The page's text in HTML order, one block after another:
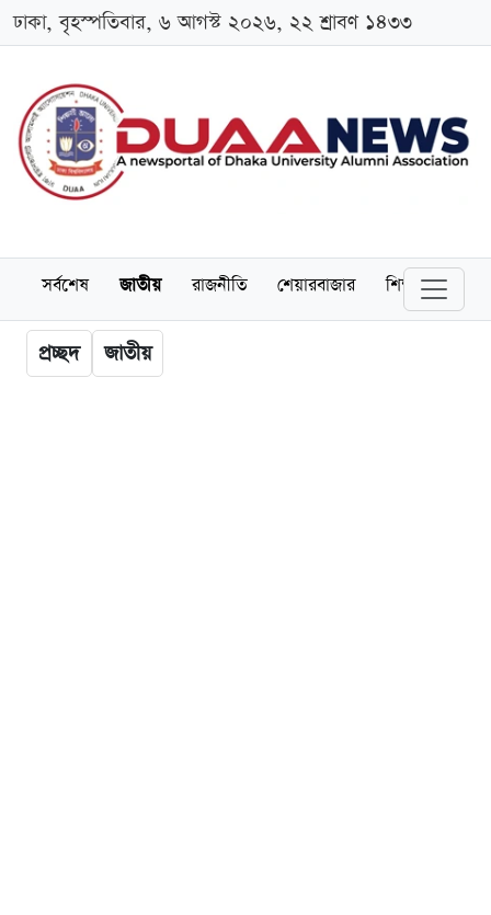
ঢাকা, বৃহস্পতিবার, ৬ আগস্ট ২০২৬, ২২ শ্রাবণ ১৪৩৩
সর্বশেষ জাতীয় রাজনীতি শেয়ারবাজার শিক্ষা
প্রচ্ছদ জাতীয়